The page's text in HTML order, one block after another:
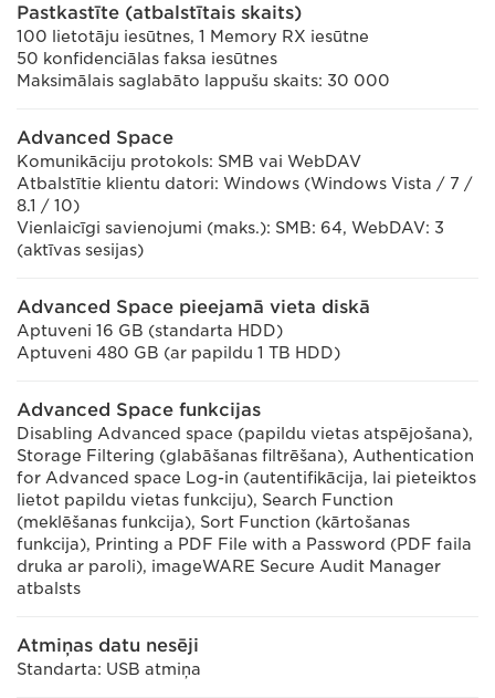
Pastkastīte (atbalstītais skaits)
100 lietotāju iesūtnes, 1 Memory RX iesūtne
50 konfidenciālas faksa iesūtnes
Maksimālais saglabāto lappušu skaits: 30 000
Advanced Space
Komunikāciju protokols: SMB vai WebDAV
Atbalstītie klientu datori: Windows (Windows Vista / 7 /
8.1 / 10)
Vienlaicīgi savienojumi (maks.): SMB: 64, WebDAV: 3
(aktīvas sesijas)
Advanced Space pieejamā vieta diskā
Aptuveni 16 GB (standarta HDD)
Aptuveni 480 GB (ar papildu 1 TB HDD)
Advanced Space funkcijas
Disabling Advanced space (papildu vietas atspējošana),
Storage Filtering (glabāšanas filtrēšana), Authentication
for Advanced space Log-in (autentifikācija, lai pieteiktos
lietot papildu vietas funkciju), Search Function
(meklēšanas funkcija), Sort Function (kārtošanas
funkcija), Printing a PDF File with a Password (PDF faila
druka ar paroli), imageWARE Secure Audit Manager
atbalsts
Atmiņas datu nesēji
Standarta: USB atmiņa